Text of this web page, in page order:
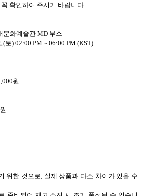
확인하여 주시기 바랍니다.
문화예술관 MD 부스
(토) 02:00 PM ~ 06:00 PM (KST)
원
원
위한 것으로, 실제 상품과 다소 차이가 있을 수